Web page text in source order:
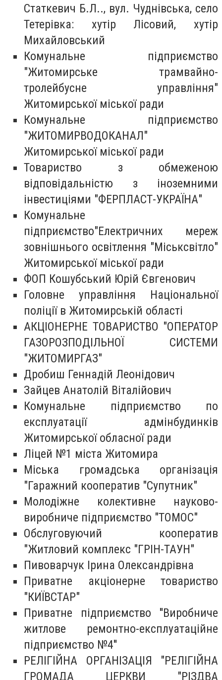
Статкевич Б.Л.., вул. Чуднівська, село
Тетерівка: хутір Лісовий, хутір
Михайловський
Комунальне підприємство
"Житомирське трамвайно-
тролейбусне управління"
Житомирської міської ради
Комунальне підприємство
"ЖИТОМИРВОДОКАНАЛ"
Житомирської міської ради
Товариство з обмеженою
відповідальністю з іноземними
інвестиціями "ФЕРПЛАСТ-УКРАЇНА"
Комунальне
підприємство"Електричних мереж
зовнішнього освітлення "Міськсвітло"
Житомирської міської ради
ФОП Кошубський Юрій Євгенович
Головне управління Національної
поліції в Житомирській області
АКЦІОНЕРНЕ ТОВАРИСТВО "ОПЕРАТОР
ГАЗОРОЗПОДІЛЬНОЇ СИСТЕМИ
"ЖИТОМИРГАЗ"
Дробиш Геннадій Леонідович
Зайцев Анатолій Віталійович
Комунальне підприємство по
експлуатації адмінбудинків
Житомирської обласної ради
Ліцей №1 міста Житомира
Міська громадська організація
"Гаражний кооператив "Супутник"
Молодіжне колективне науково-
виробниче підприємство "ТОМОС"
Обслуговуючий кооператив
"Житловий комплекс "ГРІН-ТАУН"
Пивоварчук Ірина Олександрівна
Приватне акціонерне товариство
"КИЇВСТАР"
Приватне підприємство ''Виробниче
житлове ремонтно-експлуатаційне
підприємство №4''
РЕЛІГІЙНА ОРГАНІЗАЦІЯ "РЕЛІГІЙНА
ГРОМАДА ЦЕРКВИ "РІЗДВА